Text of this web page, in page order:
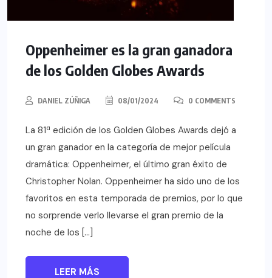
Oppenheimer es la gran ganadora
de los Golden Globes Awards
DANIEL ZÚÑIGA 08/01/2024 0 COMMENTS
La 81ª edición de los Golden Globes Awards dejó a
un gran ganador en la categoría de mejor película
dramática: Oppenheimer, el último gran éxito de
Christopher Nolan. Oppenheimer ha sido uno de los
favoritos en esta temporada de premios, por lo que
no sorprende verlo llevarse el gran premio de la
noche de los […]
LEER MÁS